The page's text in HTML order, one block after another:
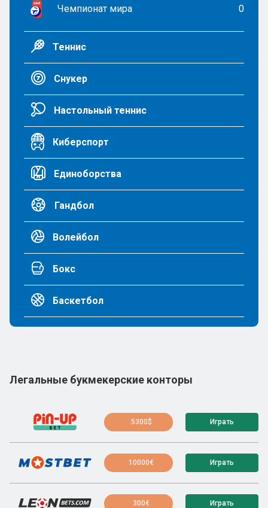
Чемпионат мира 0
Теннис
Снукер
Настольный теннис
Киберспорт
Единоборства
Гандбол
Волейбол
Бокс
Баскетбол
Легальные букмекерские конторы
5300$ Играть
10000€ Играть
300€ Играть